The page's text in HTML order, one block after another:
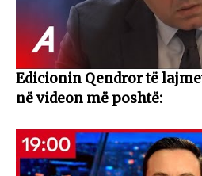
Edicionin Qendror të
në videon më poshtë: